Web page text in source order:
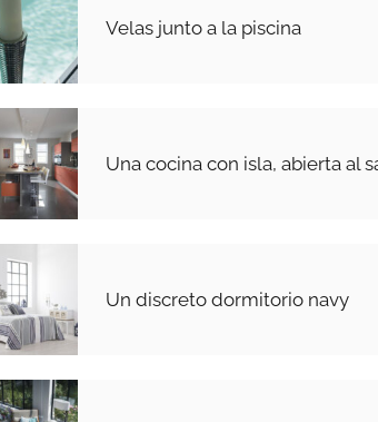
Velas junto a la piscina
Una cocina con isla, abierta al
Un discreto dormitorio navy